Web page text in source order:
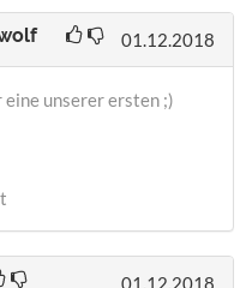
01.12.2018
eine unserer ersten ;)
01.12.2018